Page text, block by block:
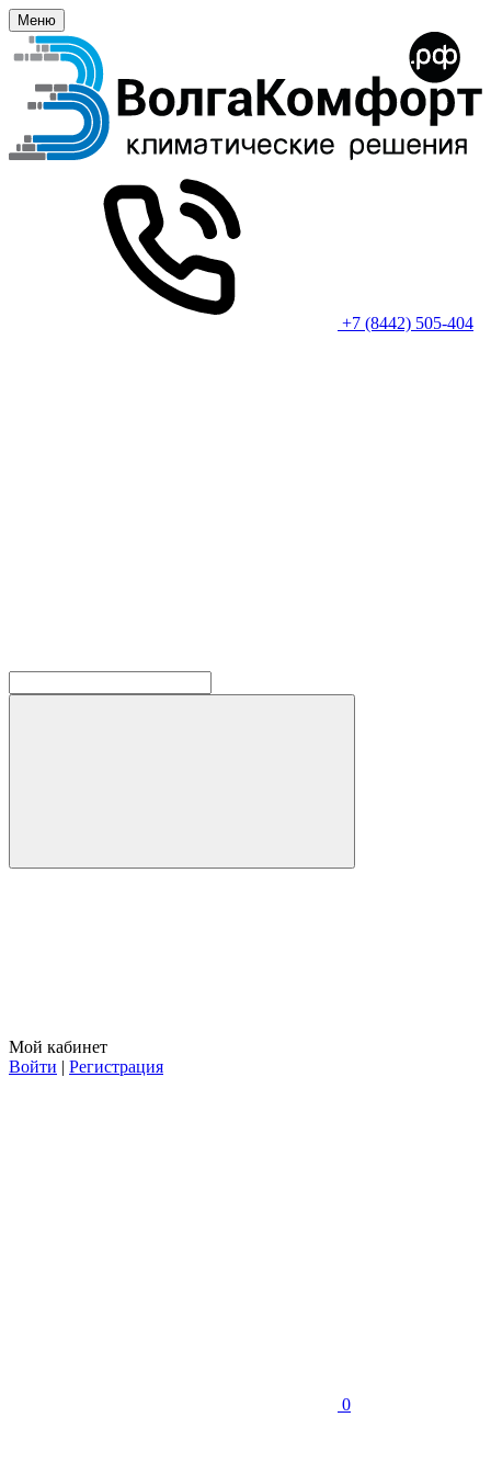
Меню
+7 (8442) 505-404
Мой кабинет
Войти | Регистрация
0